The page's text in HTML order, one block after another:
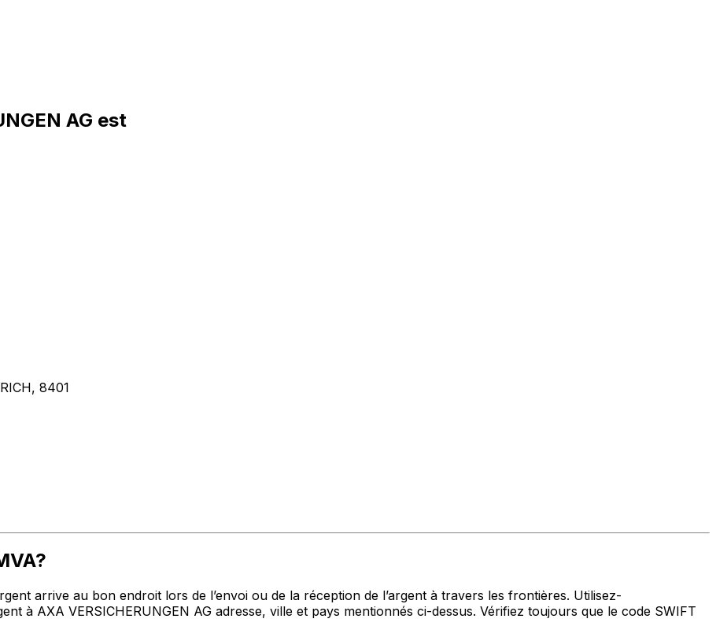
AG est
8401
arrive au bon endroit lors de l’envoi ou de la réception de l’argent à travers les frontières. Utilisez-
à AXA VERSICHERUNGEN AG adresse, ville et pays mentionnés ci-dessus. Vérifiez toujours que le code SWIFT